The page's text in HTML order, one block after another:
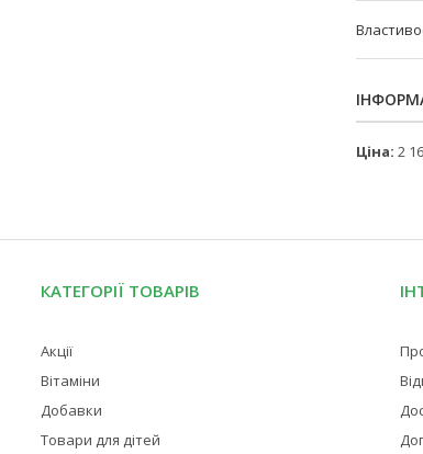
Ціна: 2
КАТЕГОРІЇ ТОВАРІВ
Акції
Вітаміни
Добавки
Товари для дітей